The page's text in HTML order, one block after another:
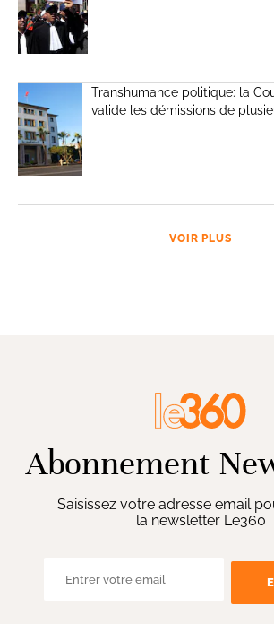
Transhumance politique: la
valide les démissions de
VOIR PLUS
Abonnement
Saisissez votre adresse email
la newsletter Le360